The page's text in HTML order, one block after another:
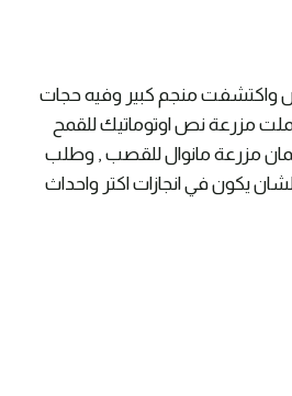
واكتشفت منجم كبير وفيه حجات
مزرعة نص اوتوماتيك للقمح
مزرعة مانوال للقصب , وطلب
يكون في انجازات اكتر واحداث